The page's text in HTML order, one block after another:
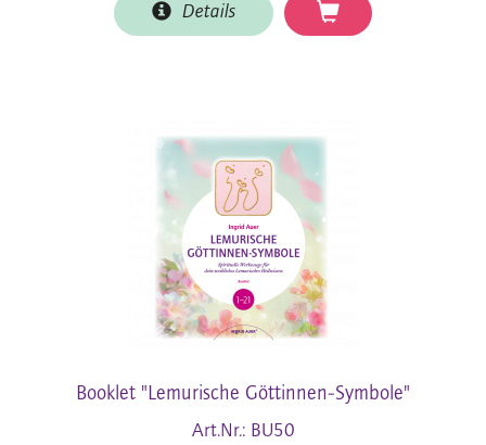
Details
Booklet "Lemurische Göttinnen-Symbole"
Art.Nr.: BU50